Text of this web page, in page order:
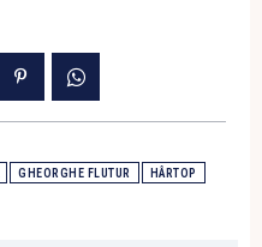
GHEORGHE FLUTUR HÂRTOP